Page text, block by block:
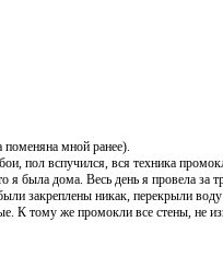
поменяна мной ранее).
пол вспучился, вся техника
я была дома. Весь день я провела за
закреплены никак, перекрыли
К тому же промокли все стены, не